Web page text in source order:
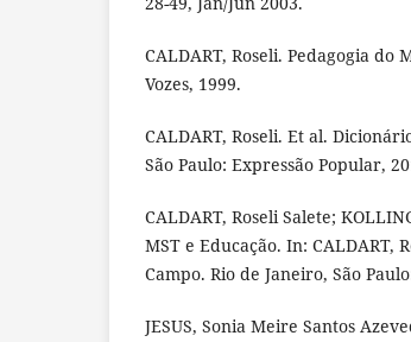
CALDART, Roseli. Pedagogia
Vozes, 1999.
CALDART, Roseli. Et al.
São Paulo: Expressão Popular,
CALDART, Roseli Salete;
MST e Educação. In: CALDART,
Campo. Rio de Janeiro, São
JESUS, Sonia Meire Santos